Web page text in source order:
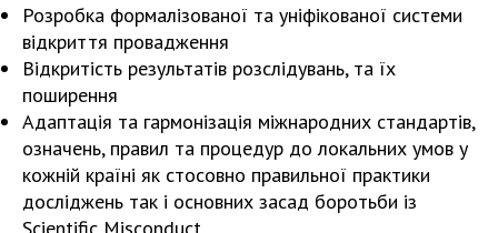
Розробка формалізованої та уніфікованої системи
відкриття провадження
Відкритість результатів розслідувань, та їх
поширення
Адаптація та гармонізація міжнародних стандартів,
означень, правил та процедур до локальних умов у
кожній країні як стосовно правильної практики
досліджень так і основних засад боротьби із
Scientific Misconduct